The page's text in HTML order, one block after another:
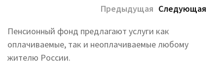
Предыдущая Следующая
Пенсионный фонд предлагают услуги как
оплачиваемые, так и неоплачиваемые любому
жителю России.